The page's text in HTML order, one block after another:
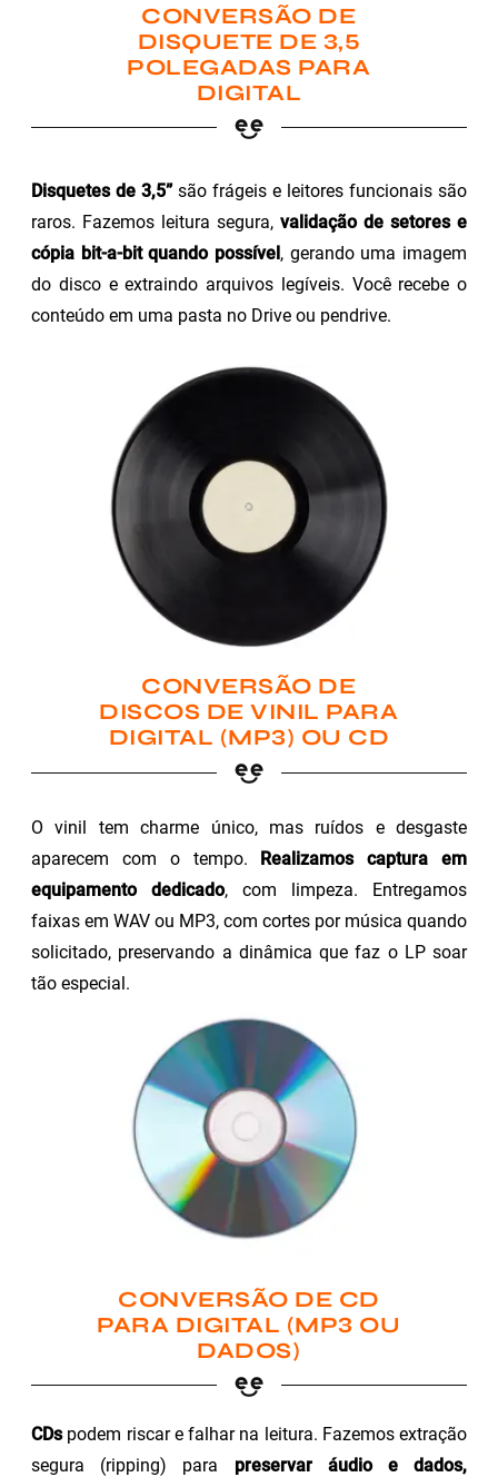
CONVERSÃO DE
DISQUETE DE 3,5
POLEGADAS PARA
DIGITAL
Disquetes de 3,5”são frágeis e leitores funcionais são
raros. Fazemos leitura segura, validação de setores e
cópia bit-a-bit quando possível, gerando uma imagem
do disco e extraindo arquivos legíveis. Você recebe o
conteúdo em uma pasta no Drive ou pendrive.
CONVERSÃO DE
DISCOS DE VINIL PARA
DIGITAL (MP3) OU CD
O vinil tem charme único, mas ruídos e desgaste
aparecem com o tempo.
Realizamos captura em
equipamento dedicado, com limpeza. Entregamos
faixas em WAV ou MP3, com cortes por música quando
solicitado, preservando a dinâmica que faz o LP soar
tão especial.
CONVERSÃO DE CD
PARA DIGITAL (MP3 OU
DADOS)
CDspodem riscar e falhar na leitura. Fazemos extração
segura (ripping) para preservar áudio e dados,